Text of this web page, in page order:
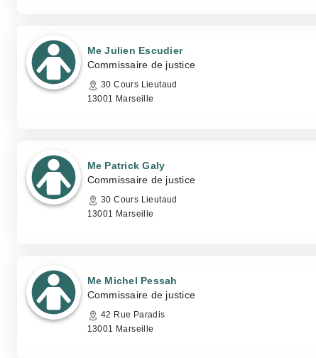
Me Julien Escudier
Commissaire de justice
30 Cours Lieutaud
13001 Marseille
Me Patrick Galy
Commissaire de justice
30 Cours Lieutaud
13001 Marseille
Me Michel Pessah
Commissaire de justice
42 Rue Paradis
13001 Marseille